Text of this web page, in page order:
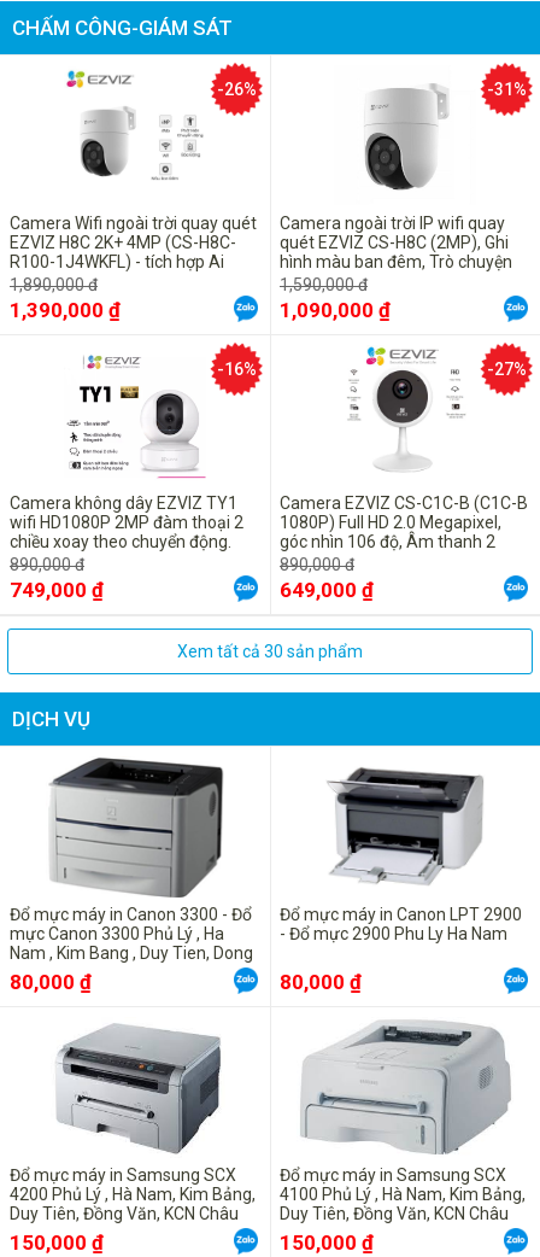
CHẤM CÔNG-GIÁM SÁT
Camera Wifi ngoài trời quay quét
EZVIZ H8C 2K+ 4MP (CS-H8C-
R100-1J4WKFL) - tích hợp Ai
thông minh, Màu ban đêm
1,890,000 đ
1,390,000 ₫
-26%
Camera ngoài trời IP wifi quay
quét EZVIZ CS-H8C (2MP), Ghi
hình màu ban đêm, Trò chuyện
hai chiều
1,590,000 đ
1,090,000 ₫
-31%
Camera không dây EZVIZ TY1
wifi HD1080P 2MP đàm thoại 2
chiều xoay theo chuyển động.
890,000 đ
749,000 ₫
-16%
Camera EZVIZ CS-C1C-B (C1C-B
1080P) Full HD 2.0 Megapixel,
góc nhìn 106 độ, Âm thanh 2
chiều, cảnh báo chuyển động
890,000 đ
649,000 ₫
-27%
Xem tất cả 30 sản phẩm
DỊCH VỤ
Đổ mực máy in Canon 3300 - Đổ
mực Canon 3300 Phủ Lý , Ha
Nam , Kim Bang , Duy Tien, Dong
Van, Binh Luc Ly Nhan
80,000 ₫
Đổ mực máy in Canon LPT 2900
- Đổ mực 2900 Phu Ly Ha Nam
80,000 ₫
Đổ mực máy in Samsung SCX
4200 Phủ Lý , Hà Nam, Kim Bảng,
Duy Tiên, Đồng Văn, KCN Châu
Sơn, Bình Lục , Lý Nhân
150,000 ₫
Đổ mực máy in Samsung SCX
4100 Phủ Lý , Hà Nam, Kim Bảng,
Duy Tiên, Đồng Văn, KCN Châu
Sơn, Bình Lục , Lý Nhân
150,000 ₫